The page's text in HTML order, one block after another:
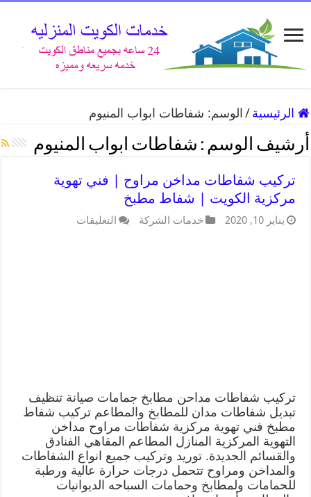
الرئيسية / الوسم: شفاطات ابواب المنيوم
أرشيف الوسم : شفاطات ابواب المنيوم
تركيب شفاطات مداخن مراوح | فني تهوية
مركزية الكويت | شفاط مطبخ
يناير 10, 2020 خدمات الشركة التعليقات
تركيب شفاطات مداحن مطابخ جمامات صيانة تنظيف
تبديل شفاطات مدان للمطابخ والمطاعم تركيب شفاط
مطبخ فني تهوية مركزية شفاطات مراوح مداخن
التهوية المركزية المنازل المطاعم المقاهي الفنادق
والقسائم الجديدة. توريد وتركيب جميع انواع الشفاطات
والمداخن ومراوح تتحمل درجات حرارة عالية ورطبة
للحمامات ولمطابخ وحمامات السباحه الديوانيات